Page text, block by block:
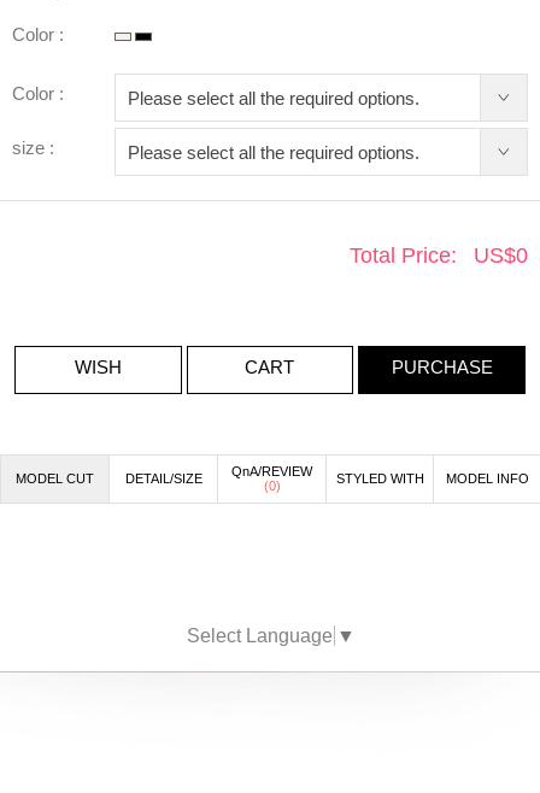
Color :
Color :
size :
Total Price: US$0
WISH CART PURCHASE
MODEL CUT DETAIL/SIZE
QnA/REVIEW
(0) STYLED WITH MODEL INFO
Select Language ▼